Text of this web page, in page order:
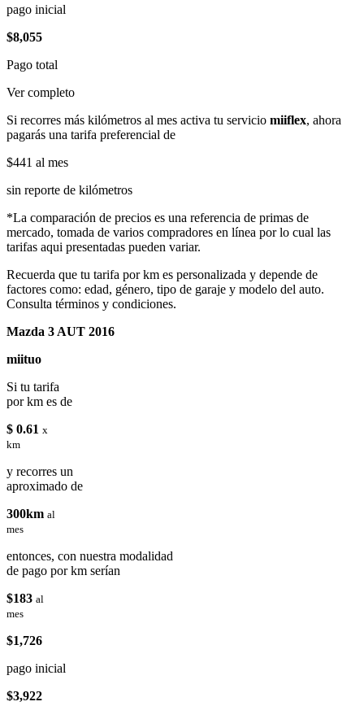
pago inicial
$8,055
Pago total
Ver completo
Si recorres más kilómetros al mes activa tu servicio miiflex, ahora
pagarás una tarifa preferencial de
$441 al mes
sin reporte de kilómetros
*La comparación de precios es una referencia de primas de
mercado, tomada de varios compradores en línea por lo cual las
tarifas aqui presentadas pueden variar.
Recuerda que tu tarifa por km es personalizada y depende de
factores como: edad, género, tipo de garaje y modelo del auto.
Consulta términos y condiciones.
Mazda 3 AUT 2016
miituo
Si tu tarifa
por km es de
$ 0.61 x
km
y recorres un
aproximado de
300km al
mes
entonces, con nuestra modalidad
de pago por km serían
$183 al
mes
$1,726
pago inicial
$3,922